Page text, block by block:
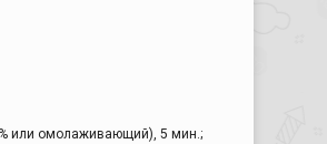
или омолаживающий), 5 мин.;